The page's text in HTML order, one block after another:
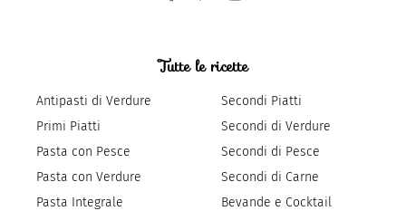
Tutte le ricette
Antipasti di Verdure
Primi Piatti
Pasta con Pesce
Pasta con Verdure
Pasta Integrale
Secondi Piatti
Secondi di Verdure
Secondi di Pesce
Secondi di Carne
Bevande e Cocktail